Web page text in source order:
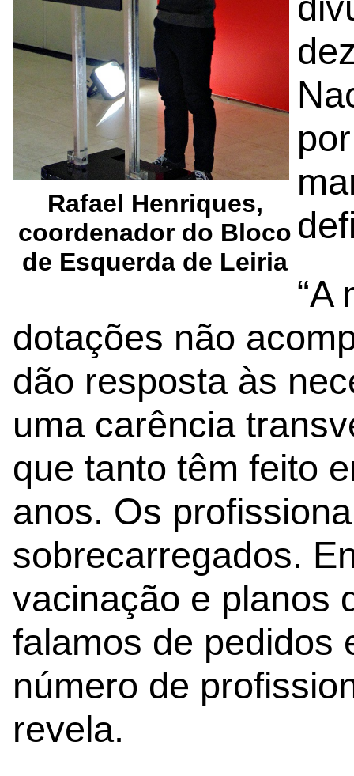
Rafael Henriques,
coordenador do Bloco
de Esquerda de Leiria
“A
dotações não
dão resposta às
uma carência
que tanto têm feito
anos. Os
sobrecarregados.
vacinação e planos
falamos de pedidos
número de
revela.